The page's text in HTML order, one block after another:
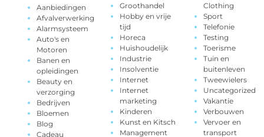
Aanbiedingen
Afvalverwerking
Alarmsysteem
Auto's en
Motoren
Banen en
opleidingen
Beauty en
verzorging
Bedrijven
Bloemen
Blog
Cadeau
Groothandel
Hobby en vrije
tijd
Horeca
Huishoudelijk
Industrie
Insolventie
Internet
Internet
marketing
Kinderen
Kunst en Kitsch
Management
Clothing
Sport
Telefonie
Testing
Toerisme
Tuin en
buitenleven
Tweewielers
Uncategorized
Vakantie
Verbouwen
Vervoer en
transport